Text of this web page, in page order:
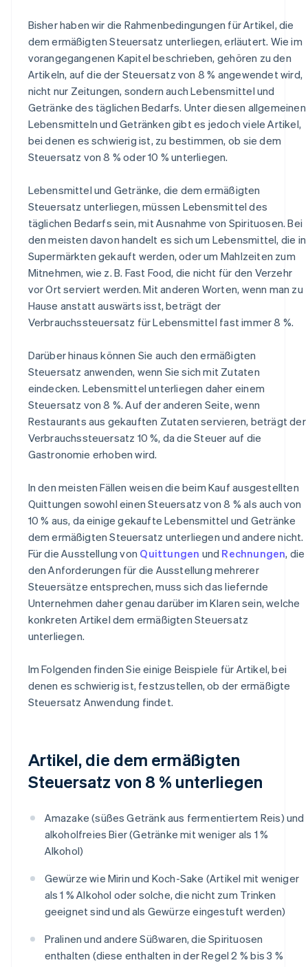
Bisher haben wir die Rahmenbedingungen für Artikel, die
dem ermäßigten Steuersatz unterliegen, erläutert. Wie im
vorangegangenen Kapitel beschrieben, gehören zu den
Artikeln, auf die der Steuersatz von 8 % angewendet wird,
nicht nur Zeitungen, sondern auch Lebensmittel und
Getränke des täglichen Bedarfs. Unter diesen allgemeinen
Lebensmitteln und Getränken gibt es jedoch viele Artikel,
bei denen es schwierig ist, zu bestimmen, ob sie dem
Steuersatz von 8 % oder 10 % unterliegen.
Lebensmittel und Getränke, die dem ermäßigten
Steuersatz unterliegen, müssen Lebensmittel des
täglichen Bedarfs sein, mit Ausnahme von Spirituosen. Bei
den meisten davon handelt es sich um Lebensmittel, die in
Supermärkten gekauft werden, oder um Mahlzeiten zum
Mitnehmen, wie z. B. Fast Food, die nicht für den Verzehr
vor Ort serviert werden. Mit anderen Worten, wenn man zu
Hause anstatt auswärts isst, beträgt der
Verbrauchssteuersatz für Lebensmittel fast immer 8 %.
Darüber hinaus können Sie auch den ermäßigten
Steuersatz anwenden, wenn Sie sich mit Zutaten
eindecken. Lebensmittel unterliegen daher einem
Steuersatz von 8 %. Auf der anderen Seite, wenn
Restaurants aus gekauften Zutaten servieren, beträgt der
Verbrauchssteuersatz 10 %, da die Steuer auf die
Gastronomie erhoben wird.
In den meisten Fällen weisen die beim Kauf ausgestellten
Quittungen sowohl einen Steuersatz von 8 % als auch von
10 % aus, da einige gekaufte Lebensmittel und Getränke
dem ermäßigten Steuersatz unterliegen und andere nicht.
Für die Ausstellung von Quittungen und Rechnungen, die
den Anforderungen für die Ausstellung mehrerer
Steuersätze entsprechen, muss sich das liefernde
Unternehmen daher genau darüber im Klaren sein, welche
konkreten Artikel dem ermäßigten Steuersatz
unterliegen.
Im Folgenden finden Sie einige Beispiele für Artikel, bei
denen es schwierig ist, festzustellen, ob der ermäßigte
Steuersatz Anwendung findet.
Artikel, die dem ermäßigten
Steuersatz von 8 % unterliegen
Amazake (süßes Getränk aus fermentiertem Reis) und
alkoholfreies Bier (Getränke mit weniger als 1 %
Alkohol)
Gewürze wie Mirin und Koch-Sake (Artikel mit weniger
als 1 % Alkohol oder solche, die nicht zum Trinken
geeignet sind und als Gewürze eingestuft werden)
Pralinen und andere Süßwaren, die Spirituosen
enthalten (diese enthalten in der Regel 2 % bis 3 %